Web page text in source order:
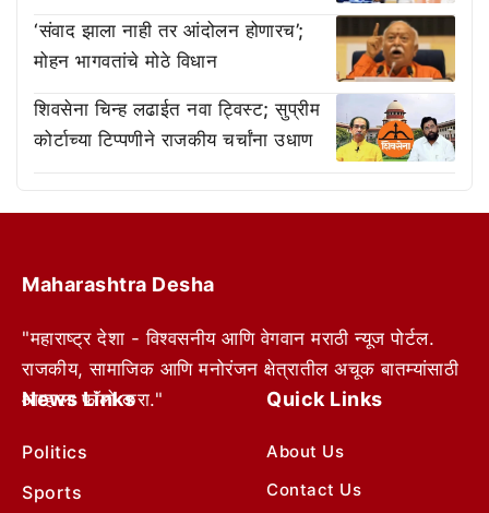
‘संवाद झाला नाही तर आंदोलन होणारच’;
मोहन भागवतांचे मोठे विधान
शिवसेना चिन्ह लढाईत नवा ट्विस्ट; सुप्रीम
कोर्टाच्या टिप्पणीने राजकीय चर्चांना उधाण
Maharashtra Desha
"महाराष्ट्र देशा - विश्वसनीय आणि वेगवान मराठी न्यूज पोर्टल.
राजकीय, सामाजिक आणि मनोरंजन क्षेत्रातील अचूक बातम्यांसाठी
आम्हाला फॉलो करा."
News Links
Politics
Sports
Quick Links
About Us
Contact Us